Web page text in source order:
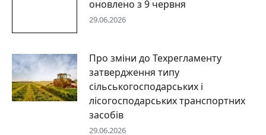
оновлено з 9 червня
29.06.2026
Про зміни до Техрегламенту
затвердження типу
сільськогосподарських і
лісогосподарських транспортних
засобів
29.06.2026